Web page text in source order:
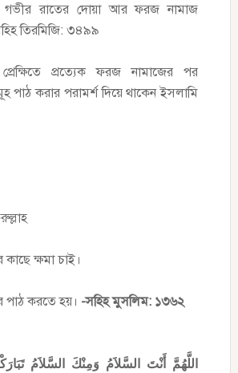
গভীর রাতের দোয়া আর ফরজ নামাজ
তিরমিজি: ৩৪৯৯
প্রেক্ষিতে প্রত্যেক ফরজ নামাজের পর
পাঠ করার পরামর্শ দিয়ে থাকেন ইসলামি
ক্ষমা চাই।
পাঠ করতে হয়। -সহিহ মুসলিম: ১৩৬২
اللَّهُمَّ أَنْتَ السَّلاَمُ وَمِنْكَ السَّلاَمُ